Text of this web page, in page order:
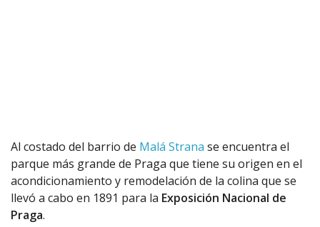
Al costado del barrio de Malá Strana se encuentra el
parque más grande de Praga que tiene su origen en el
acondicionamiento y remodelación de la colina que se
llevó a cabo en 1891 para la Exposición Nacional de
Praga.